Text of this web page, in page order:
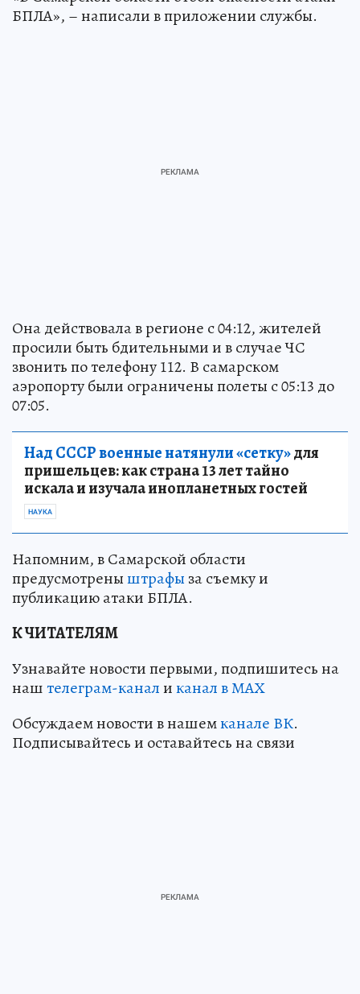
БПЛА», – написали в приложении службы.
Она действовала в регионе с 04:12, жителей
просили быть бдительными и в случае ЧС
звонить по телефону 112. В самарском
аэропорту были ограничены полеты с 05:13 до
07:05.
Над СССР военные натянули «сетку»для
пришельцев: как страна 13 лет тайно
искала и изучала инопланетных гостей
НАУКА
Напомним, в Самарской области
предусмотреныштрафы за съемку и
публикацию атаки БПЛА.
К ЧИТАТЕЛЯМ
Узнавайте новости первыми, подпишитесь на
наштелеграм-каналиканал в МАХ
Обсуждаем новости в нашемканале ВК.
Подписывайтесь и оставайтесь на связи